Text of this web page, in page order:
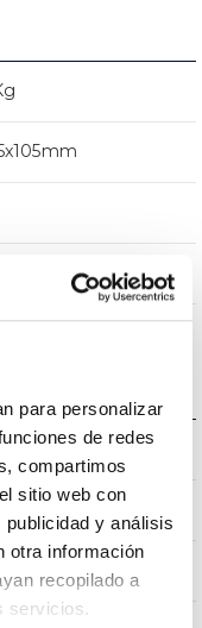
para personalizar
de redes
compartimos
sitio web con
y análisis
otra información
recopilado a
servicios.
3000K
36